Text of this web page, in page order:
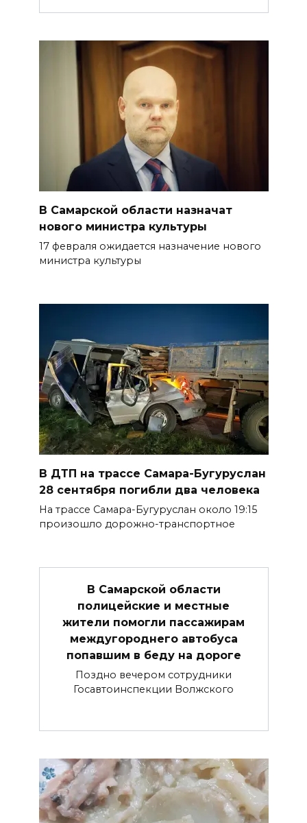
В Самарской области назначат
нового министра культуры
17 февраля ожидается назначение нового
министра культуры
В ДТП на трассе Самара-Бугуруслан
28 сентября погибли два человека
На трассе Самара-Бугуруслан около 19:15
произошло дорожно-транспортное
В Самарской области
полицейские и местные
жители помогли пассажирам
междугороднего автобуса
попавшим в беду на дороге
Поздно вечером сотрудники
Госавтоинспекции Волжского